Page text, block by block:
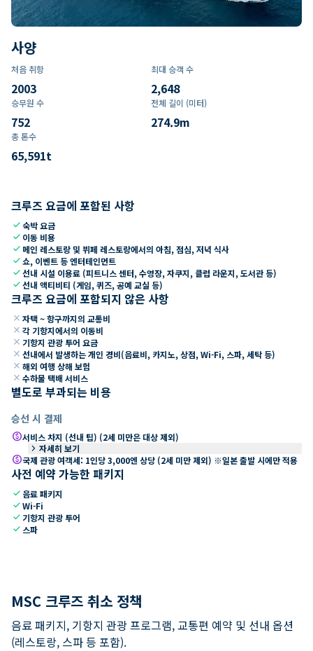
사양
처음 취항
2003
최대 승객 수
2,648
승무원 수
752
전체 길이 (미터)
274.9m
총 톤수
65,591t
크루즈 요금에 포함된 사항
check숙박 요금
check 이동 비용
check 메인 레스토랑 및 뷔페 레스토랑에서의 아침, 점심, 저녁 식사
check쇼, 이벤트 등 엔터테인먼트
check선내 시설 이용료 (피트니스 센터, 수영장, 자쿠지, 클럽 라운지, 도서관 등)
check선내 액티비티 (게임, 퀴즈, 공예 교실 등)
크루즈 요금에 포함되지 않은 사항
close 자택 ~ 항구까지의 교통비
close 각 기항지에서의 이동비
close 기항지 관광 투어 요금
close 선내에서 발생하는 개인 경비(음료비, 카지노, 상점, Wi-Fi, 스파, 세탁 등)
close 해외 여행 상해 보험
close 수하물 택배 서비스
별도로 부과되는 비용
승선 시 결제
paid서비스 차지 (선내 팁) (2세 미만은 대상 제외)
keyboard_arrow_right 자세히 보기
paid국제 관광 여객세: 1인당 3,000엔 상당 (2세 미만 제외) ※일본 출발 시에만 적용
사전 예약 가능한 패키지
check 음료 패키지
checkWi-Fi
check 기항지 관광 투어
check 스파
MSC 크루즈 취소 정책
음료 패키지, 기항지 관광 프로그램, 교통편 예약 및 선내 옵션
(레스토랑, 스파 등 포함).